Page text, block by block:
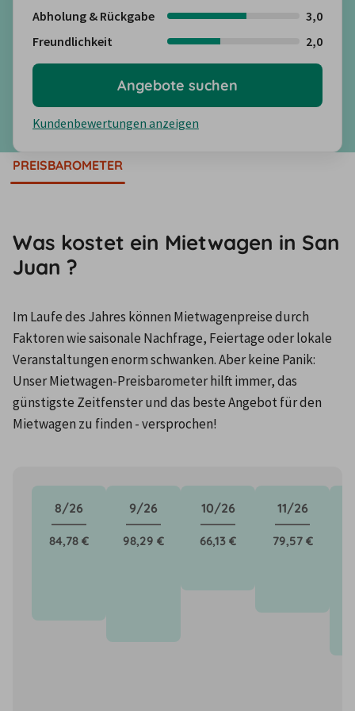
Abholung & Rückgabe
3,0
Freundlichkeit
2,0
Kundenbewertungen anzeigen
Angebote suchen
PREISBAROMETER
Was kostet ein Mietwagen in San
Juan ?
Im Laufe des Jahres können Mietwagenpreise durch
Faktoren wie saisonale Nachfrage, Feiertage oder lokale
Veranstaltungen enorm schwanken. Aber keine Panik:
Unser Mietwagen-Preisbarometer hilft immer, das
günstigste Zeitfenster und das beste Angebot für den
Mietwagen zu finden - versprochen!
8/26
84,78 €
9/26
98,29 €
10/26
66,13 €
11/26
79,57 €